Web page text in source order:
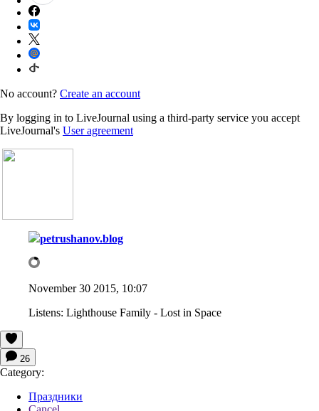
No account? Create an account
By logging in to LiveJournal using a third-party service you accept
LiveJournal's User agreement
petrushanov.blog
November 30 2015, 10:07
Listens: Lighthouse Family - Lost in Space
26
Category:
Праздники